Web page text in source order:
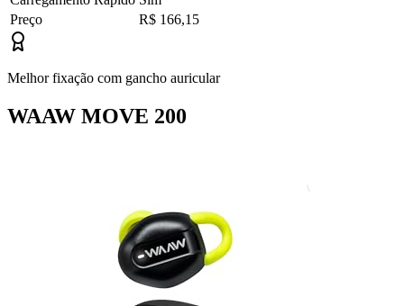
Preço
R$ 166,15
Melhor fixação com gancho auricular
WAAW MOVE 200